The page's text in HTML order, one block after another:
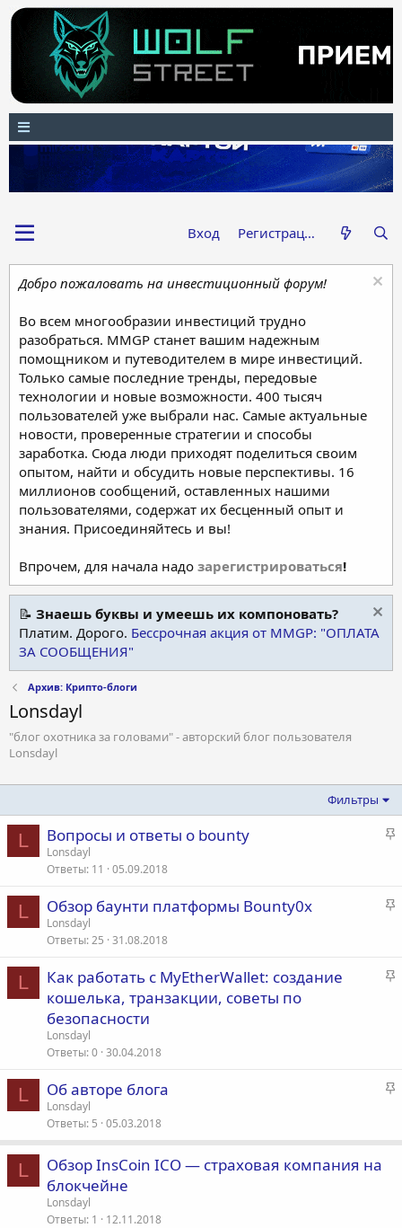
Вход Регистрация
Добро пожаловать на инвестиционный форум!
Во всем многообразии инвестиций трудно
разобраться. MMGP станет вашим надежным
помощником и путеводителем в мире инвестиций.
Только самые последние тренды, передовые
технологии и новые возможности. 400 тысяч
пользователей уже выбрали нас. Самые актуальные
новости, проверенные стратегии и способы
заработка. Сюда люди приходят поделиться своим
опытом, найти и обсудить новые перспективы. 16
миллионов сообщений, оставленных нашими
пользователями, содержат их бесценный опыт и
знания. Присоединяйтесь и вы!
Впрочем, для начала надо зарегистрироваться!
📝 Знаешь буквы и умеешь их компоновать?
Платим. Дорого. Бессрочная акция от MMGP: "ОПЛАТА
ЗА СООБЩЕНИЯ"
Архив: Крипто-блоги
Lonsdayl
"блог охотника за головами" - авторский блог пользователя
Lonsdayl
Фильтры
L
З
е
н
Вопросы и ответы о bounty
Lonsdayl
Ответы 11 05.09.2018
L
З
е
Обзор баунти платформы Bounty0x
Lonsdayl
Ответы 25 31.08.2018
L
З
л
Как работать с MyEtherWallet: создание
кошелька, транзакции, советы по
безопасности
Lonsdayl
Ответы 0 30.04.2018
L
З
Об авторе блога
Lonsdayl
Ответы 5 05.03.2018
L
Обзор InsCoin ICO — страховая компания на
блокчейне
Lonsdayl
Ответы 1 12.11.2018